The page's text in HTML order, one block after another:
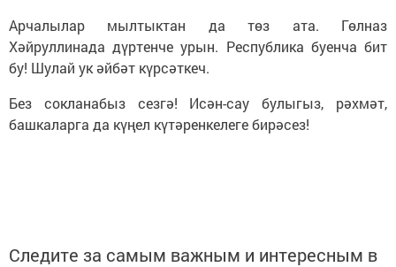
Арчалылар мылтыктан да төз ата. Гөлназ
Хәйруллинада дүртенче урын. Республика буенча бит
бу! Шулай ук әйбәт күрсәткеч.
Без сокланабыз сезгә! Исән-сау булыгыз, рәхмәт,
башкаларга да күңел күтәренкелеге бирәсез!
Следите за самым важным и интересным в